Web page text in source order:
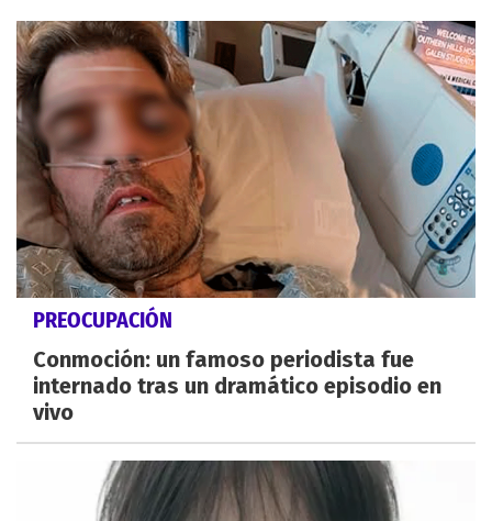
PREOCUPACIÓN
Conmoción: un famoso periodista fue
internado tras un dramático episodio en
vivo